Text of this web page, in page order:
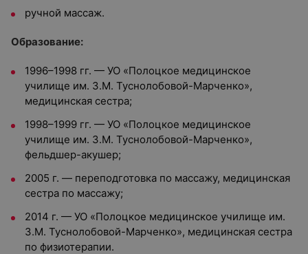
ручной массаж.
Образование:
1996–1998 гг. — УО «Полоцкое медицинское
училище им. З.М. Туснолобовой-Марченко»,
медицинская сестра;
1998–1999 гг. — УО «Полоцкое медицинское
училище им. З.М. Туснолобовой-Марченко»,
фельдшер-акушер;
2005 г. — переподготовка по массажу, медицинская
сестра по массажу;
2014 г. — УО «Полоцкое медицинское училище им.
З.М. Туснолобовой-Марченко», медицинская сестра
по физиотерапии.